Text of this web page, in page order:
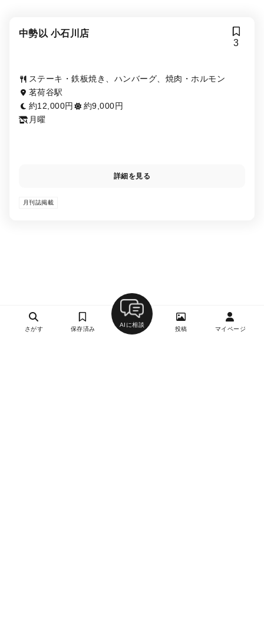
中勢以 小石川店
3
ステーキ・鉄板焼き、ハンバーグ、焼肉・ホルモン
茗荷谷駅
約12,000円
約9,000円
月曜
詳細を見る
月刊誌掲載
さがす 保存済み
AIに相談
投稿 マイページ